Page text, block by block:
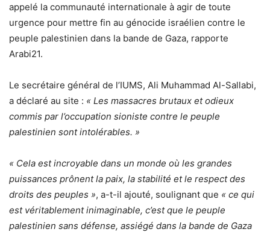
appelé la communauté internationale à agir de toute
urgence pour mettre fin au génocide israélien contre le
peuple palestinien dans la bande de Gaza, rapporte
Arabi21.
Le secrétaire général de l’IUMS, Ali Muhammad Al-Sallabi,
a déclaré au site : « Les massacres brutaux et odieux
commis par l’occupation sioniste contre le peuple
palestinien sont intolérables. »
« Cela est incroyable dans un monde où les grandes
puissances prônent la paix, la stabilité et le respect des
droits des peuples », a-t-il ajouté, soulignant que « ce qui
est véritablement inimaginable, c’est que le peuple
palestinien sans défense, assiégé dans la bande de Gaza